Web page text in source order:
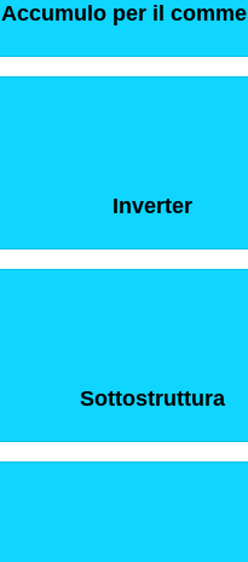
Accumulo per il
Inverter
Sottostruttura